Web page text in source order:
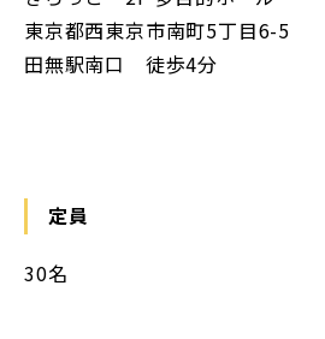
東京都西東京市南町5丁目6-5
田無駅南口 徒歩4分
定員
30名